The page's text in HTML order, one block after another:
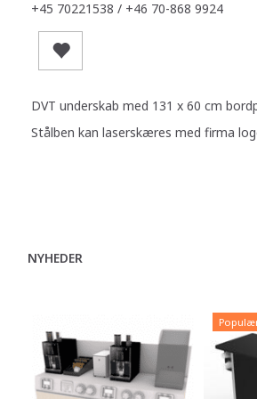
+45 70221538 / +46 70-868 9924
DVT underskab med 131 x 60 cm
Stålben kan laserskæres med firma
NYHEDER